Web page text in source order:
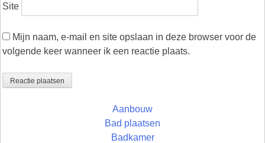
Site
Mijn naam, e-mail en site opslaan in deze browser voor de
volgende keer wanneer ik een reactie plaats.
Aanbouw
Bad plaatsen
Badkamer